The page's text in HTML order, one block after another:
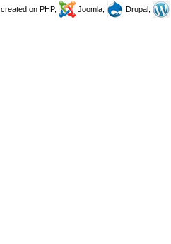
, created on PHP, Joomla, Drupal,